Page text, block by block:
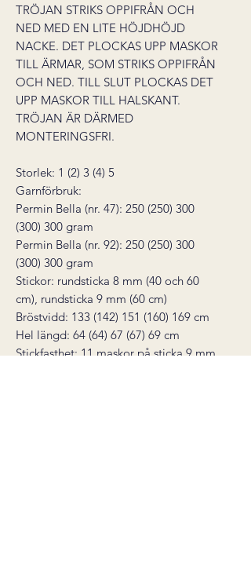
TRÖJAN STRIKS OPPIFRÅN OCH
NED MED EN LITE HÖJDHÖJD
NACKE. DET PLOCKAS UPP MASKOR
TILL ÄRMAR, SOM STRIKS OPPIFRÅN
OCH NED. TILL SLUT PLOCKAS DET
UPP MASKOR TILL HALSKANT.
TRÖJAN ÄR DÄRMED
MONTERINGSFRI.
Storlek: 1 (2) 3 (4) 5
Garnförbruk:
Permin Bella (nr. 47): 250 (250) 300
(300) 300 gram
Permin Bella (nr. 92): 250 (250) 300
(300) 300 gram
Stickor: rundsticka 8 mm (40 och 60
cm), rundsticka 9 mm (60 cm)
Bröstvidd: 133 (142) 151 (160) 169 cm
Hel längd: 64 (64) 67 (67) 69 cm
Stickfasthet: 11 maskor på sticka 9 mm